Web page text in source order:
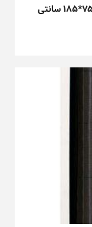
توری درب و پنجره ابروند مدل ph102 سایز ۷۵*۱۸۵ سانتی